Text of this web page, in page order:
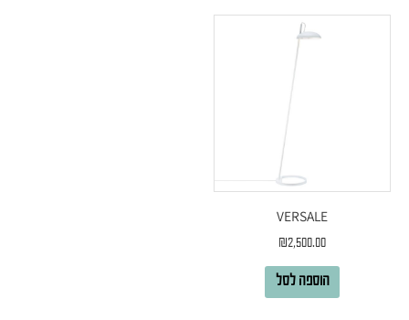
VERSALE
₪2,500.00
הוספה לסל